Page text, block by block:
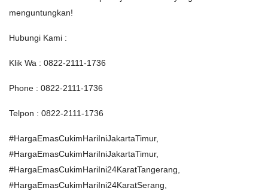
menguntungkan!
Hubungi Kami :
Klik Wa : 0822-2111-1736
Phone : 0822-2111-1736
Telpon : 0822-2111-1736
#HargaEmasCukimHariIniJakartaTimur,
#HargaEmasCukimHariIniJakartaTimur,
#HargaEmasCukimHariIni24KaratTangerang,
#HargaEmasCukimHariIni24KaratSerang,